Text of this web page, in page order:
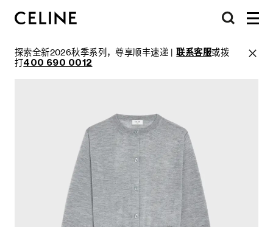
探索全新2026秋季系列，尊享顺丰速递 |联系客服或拨
打400 690 0012